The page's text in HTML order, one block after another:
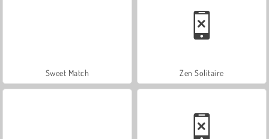
Sweet Match Zen Solitaire